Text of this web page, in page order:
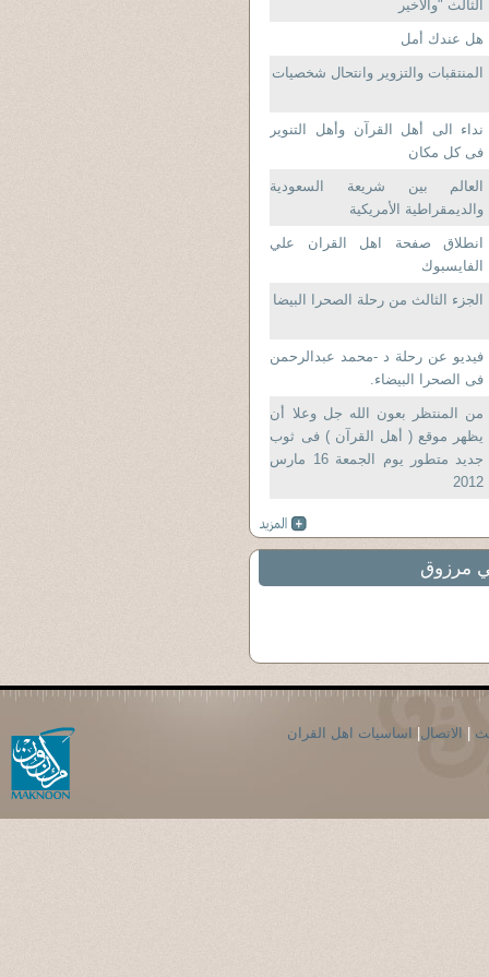
الثالث "والأخير
هل عندك أمل
المنتقبات والتزوير وانتحال شخصيات
نداء الى أهل القرآن وأهل التنوير
فى كل مكان
العالم بين شريعة السعودية
والديمقراطية الأمريكية
انطلاق صفحة اهل القران علي
الفايسبوك
الجزء الثالث من رحلة الصحرا البيضا
فيديو عن رحلة د -محمد عبدالرحمن
فى الصحرا البيضاء.
من المنتظر بعون الله جل وعلا أن
يظهر موقع ( أهل القرآن ) فى ثوب
جديد متطور يوم الجمعة 16 مارس
2012
مرزوق
الاتصال اساسيات اهل القران